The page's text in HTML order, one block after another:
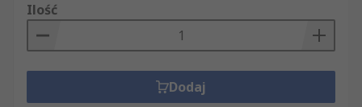
Ilość
Dodaj